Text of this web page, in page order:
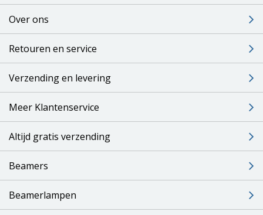
Over ons
Retouren en service
Verzending en levering
Meer Klantenservice
Altijd gratis verzending
Beamers
Beamerlampen